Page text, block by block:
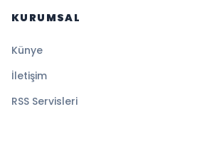
KURUMSAL
Künye
İletişim
RSS Servisleri